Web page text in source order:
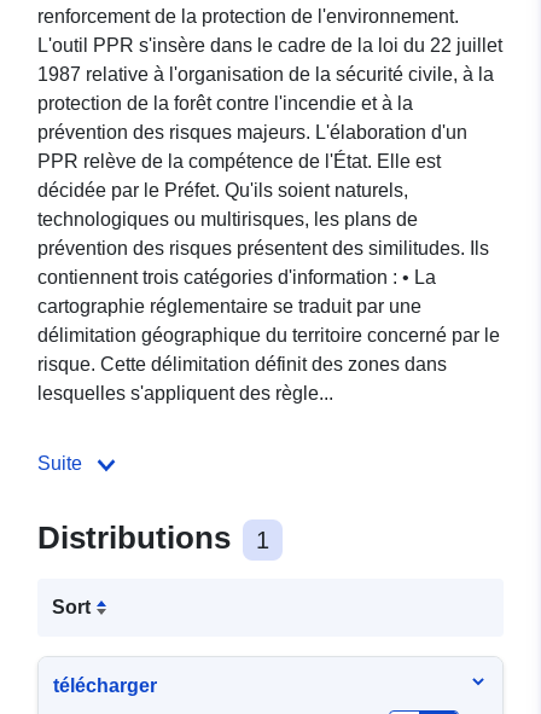
renforcement de la protection de l'environnement.
L'outil PPR s'insère dans le cadre de la loi du 22 juillet
1987 relative à l'organisation de la sécurité civile, à la
protection de la forêt contre l'incendie et à la
prévention des risques majeurs. L'élaboration d'un
PPR relève de la compétence de l'État. Elle est
décidée par le Préfet. Qu'ils soient naturels,
technologiques ou multirisques, les plans de
prévention des risques présentent des similitudes. Ils
contiennent trois catégories d'information : • La
cartographie réglementaire se traduit par une
délimitation géographique du territoire concerné par le
risque. Cette délimitation définit des zones dans
lesquelles s'appliquent des règle...
Suite
Distributions 1
Sort
télécharger